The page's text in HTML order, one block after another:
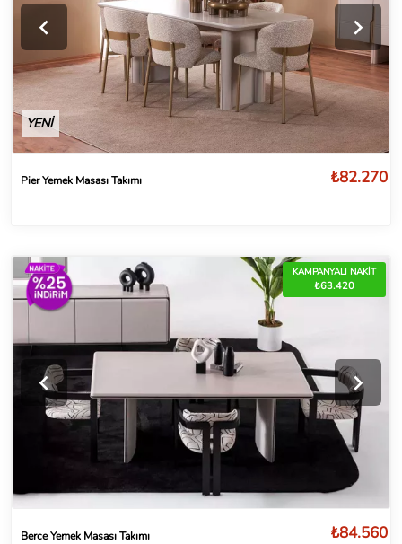
YENİ
Pier Yemek Masası Takımı ₺82.270
KAMPANYALI NAKİT
₺63.420
Berce Yemek Masası Takımı ₺84.560